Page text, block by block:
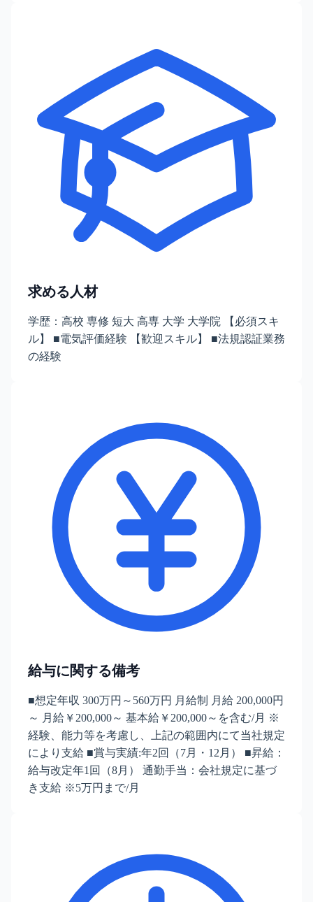
求める人材
学歴：高校 専修 短大 高専 大学 大学院 【必須スキ
ル】 ■電気評価経験 【歓迎スキル】 ■法規認証業務
の経験
給与に関する備考
■想定年収 300万円～560万円 月給制 月給 200,000円
～ 月給￥200,000～ 基本給￥200,000～を含む/月 ※
経験、能力等を考慮し、上記の範囲内にて当社規定
により支給 ■賞与実績:年2回（7月・12月） ■昇給：
給与改定年1回（8月） 通勤手当：会社規定に基づ
き支給 ※5万円まで/月